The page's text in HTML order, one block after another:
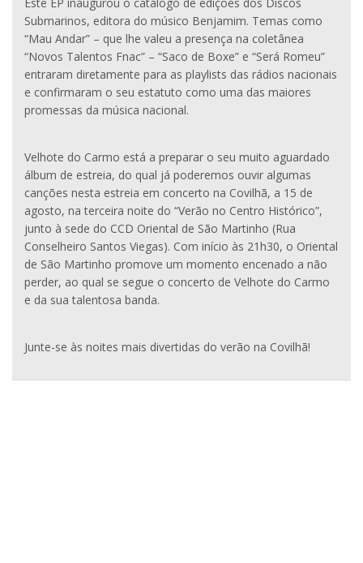
Submarinos, editora do músico Benjamim. Temas como
“Mau Andar” – que lhe valeu a presença na coletânea
“Novos Talentos Fnac” – “Saco de Boxe” e “Será Romeu”
entraram diretamente para as playlists das rádios nacionais
e confirmaram o seu estatuto como uma das maiores
promessas da música nacional.
Velhote do Carmo está a preparar o seu muito aguardado
álbum de estreia, do qual já poderemos ouvir algumas
canções nesta estreia em concerto na Covilhã, a 15 de
agosto, na terceira noite do “Verão no Centro Histórico”,
junto à sede do CCD Oriental de São Martinho (Rua
Conselheiro Santos Viegas). Com início às 21h30, o Oriental
de São Martinho promove um momento encenado a não
perder, ao qual se segue o concerto de Velhote do Carmo
e da sua talentosa banda.
Junte-se às noites mais divertidas do verão na Covilhã!